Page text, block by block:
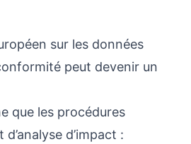
sur les données
peut devenir un
que les procédures
d’analyse d’impact :